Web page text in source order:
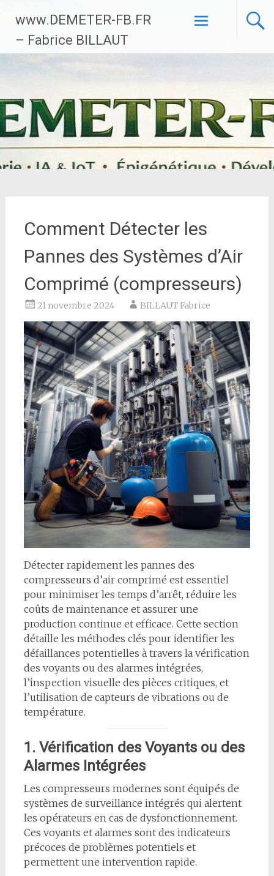
contenu
principal
www.DEMETER-FB.FR
– Fabrice BILLAUT
Comment Détecter les
Pannes des Systèmes d’Air
Comprimé (compresseurs)
21 novembre 2024 BILLAUT Fabrice
Détecter rapidement les pannes des
compresseurs d’air comprimé est essentiel
pour minimiser les temps d’arrêt, réduire les
coûts de maintenance et assurer une
production continue et efficace. Cette section
détaille les méthodes clés pour identifier les
défaillances potentielles à travers la vérification
des voyants ou des alarmes intégrées,
l’inspection visuelle des pièces critiques, et
l’utilisation de capteurs de vibrations ou de
température.
1. Vérification des Voyants ou des
Alarmes Intégrées
Les compresseurs modernes sont équipés de
systèmes de surveillance intégrés qui alertent
les opérateurs en cas de dysfonctionnement.
Ces voyants et alarmes sont des indicateurs
précoces de problèmes potentiels et
permettent une intervention rapide.